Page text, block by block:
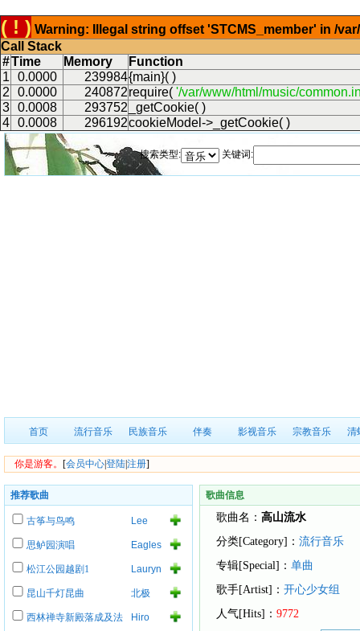
( ! ) Warning: Illegal string offset 'STCMS_member' in /
Call Stack
#Time Memory
Function
1
0.0000 239984{main}( )
2
0.0000 240872require( '/var/www/html/music/
3
0.0008 293752
_getCookie( )
4
0.0008 296192cookieModel->_getCookie( )
搜索类型: 关键词:
首页 流行音乐 民族音乐 伴奏 影视音乐 宗教音乐 清
你是游客。 [会员中心登陆注册]
推荐歌曲
古筝与鸟鸣
Lee
Parnell
思鲈园演唱
Eagles
Death
Metal
松江公园越剧1
Lauryn
昆山千灯昆曲
北极
西林禅寺新殿落成及法
Hiro
歌曲信息
歌曲名： 高山流水
分类[Category]： 流行音乐
专辑[Special]： 单曲
歌手[Artist]： 开心少女组
人气[Hits]： 9772